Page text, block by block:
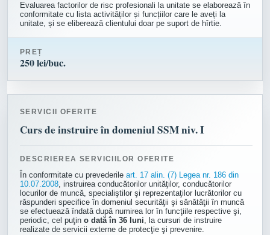
Evaluarea factorilor de risc profesionali la unitate se elaborează în
conformitate cu lista activităților și funcțiilor care le aveți la
unitate, și se eliberează clientului doar pe suport de hîrtie.
PREȚ
250 lei/buc.
SERVICII OFERITE
Curs de instruire în domeniul SSM niv. I
DESCRIEREA SERVICIILOR OFERITE
În conformitate cu prevederile art. 17 alin. (7) Legea nr. 186 din
10.07.2008, instruirea conducătorilor unităţilor, conducătorilor
locurilor de muncă, specialiştilor şi reprezentaţilor lucrătorilor cu
răspunderi specifice în domeniul securităţii şi sănătăţii în muncă
se efectuează îndată după numirea lor în funcţiile respective şi,
periodic, cel puţin o dată în 36 luni, la cursuri de instruire
realizate de servicii externe de protecţie şi prevenire.